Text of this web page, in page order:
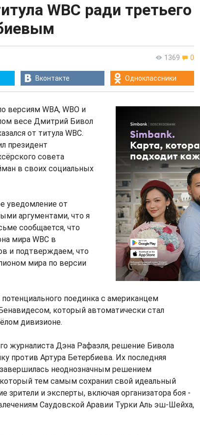
WBC ради третьего
1369 0
Вконтакте Одноклассники
версиям WBA, WBO и
весе Дмитрий Бивол
от титула WBC.
президент
совета
в своих социальных
уведомление от
аргументами, что я
сообщается, что
мира WBC в
и подтверждаем, что
мира по версии
поединка с американцем
который автоматически стал
дивизионе.
журналиста Дэна Рафаэля, решение Бивола
против Артура Бетербиева. Их последняя
неоднозначным решением
тем самым сохранил свой идеальный
зрители и эксперты, включая организатора боя -
Саудовской Аравии Турки Аль эш-Шейха,